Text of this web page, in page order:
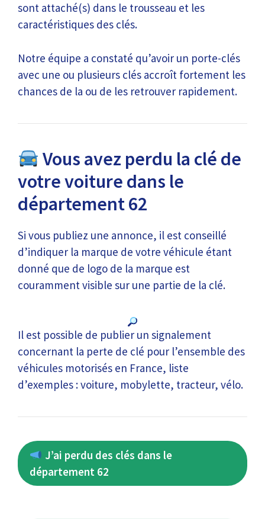
sont attaché(s) dans le trousseau et les
caractéristiques des clés.
Notre équipe a constaté qu’avoir un porte-clés
avec une ou plusieurs clés accroît fortement les
chances de la ou de les retrouver rapidement.
Vous avez perdu la clé de
votre voiture dans le
département 62
Si vous publiez une annonce, il est conseillé
d’indiquer la marque de votre véhicule étant
donné que de logo de la marque est
couramment visible sur une partie de la clé.
Il est possible de publier un signalement
concernant la perte de clé pour l’ensemble des
véhicules motorisés en France, liste
d’exemples : voiture, mobylette, tracteur, vélo.
J’ai perdu des clés dans le
département 62